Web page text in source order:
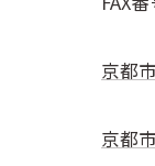
京都
京都